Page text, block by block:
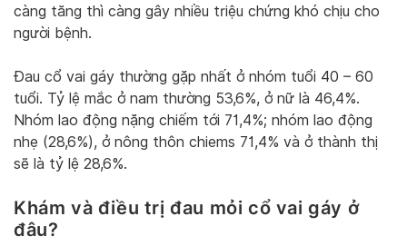
càng tăng thì càng gây nhiều triệu chứng khó chịu cho
người bệnh.
Đau cổ vai gáy thường gặp nhất ở nhóm tuổi 40 – 60
tuổi. Tỷ lệ mắc ở nam thường 53,6%, ở nữ là 46,4%.
Nhóm lao động nặng chiếm tới 71,4%; nhóm lao động
nhẹ (28,6%), ở nông thôn chiems 71,4% và ở thành thị
sẽ là tỷ lệ 28,6%.
Khám và điều trị đau mỏi cổ vai gáy ở
đâu?